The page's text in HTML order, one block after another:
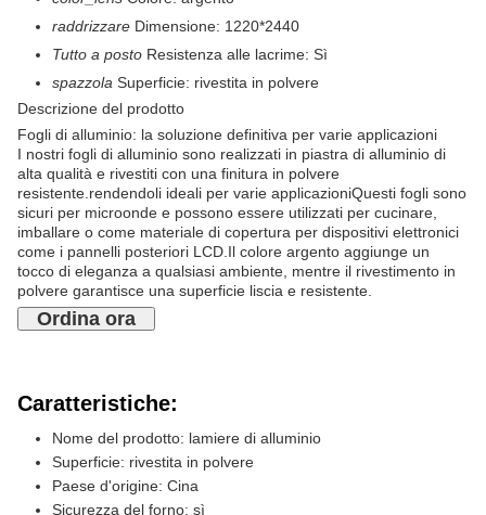
raddrizzare Dimensione: 1220*2440
Tutto a posto Resistenza alle lacrime: Sì
spazzola Superficie: rivestita in polvere
Descrizione del prodotto
Fogli di alluminio: la soluzione definitiva per varie applicazioni
I nostri fogli di alluminio sono realizzati in piastra di alluminio di
alta qualità e rivestiti con una finitura in polvere
resistente.rendendoli ideali per varie applicazioniQuesti fogli sono
sicuri per microonde e possono essere utilizzati per cucinare,
imballare o come materiale di copertura per dispositivi elettronici
come i pannelli posteriori LCD.Il colore argento aggiunge un
tocco di eleganza a qualsiasi ambiente, mentre il rivestimento in
polvere garantisce una superficie liscia e resistente.
Ordina ora
Caratteristiche:
Nome del prodotto: lamiere di alluminio
Superficie: rivestita in polvere
Paese d'origine: Cina
Sicurezza del forno: sì